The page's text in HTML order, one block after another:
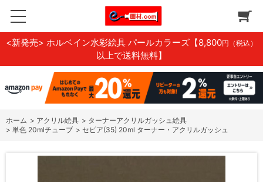
<新発売> ホルベイン水彩絵具 パールカラーズ 【8,800円（税込）
以上で送料無料】
ホーム > アクリル絵具 > ターナーアクリルガッシュ絵具
> 単色 20mlチューブ > セピア(35) 20ml ターナー・アクリルガッシュ